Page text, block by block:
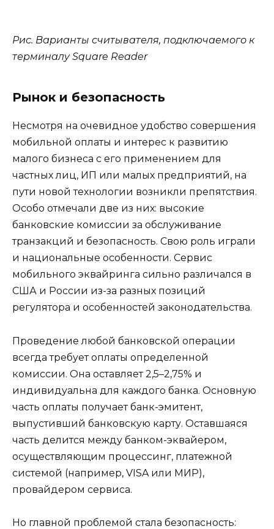
Рис. Варианты считывателя, подключаемого к
терминалу Square Reader
Рынок и безопасность
Несмотря на очевидное удобство совершения
мобильной оплаты и интерес к развитию
малого бизнеса с его применением для
частных лиц, ИП или малых предприятий, на
пути новой технологии возникли препятствия.
Особо отмечали две из них: высокие
банковские комиссии за обслуживание
транзакций и безопасность. Свою роль играли
и национальные особенности. Сервис
мобильного эквайринга сильно различался в
США и России из-за разных позиций
регулятора и особенностей законодательства.
Проведение любой банковской операции
всегда требует оплаты определенной
комиссии. Она оставляет 2,5–2,75% и
индивидуальна для каждого банка. Основную
часть оплаты получает банк-эмитент,
выпустивший банковскую карту. Оставшаяся
часть делится между банком-эквайером,
осуществляющим процессинг, платежной
системой (например, VISA или МИР),
провайдером сервиса.
Но главной проблемой стала безопасность: